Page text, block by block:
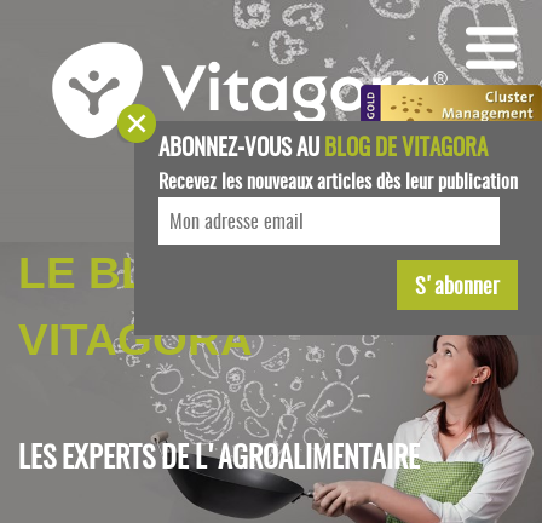
LE BLOG DE
VITAGORA
LES EXPERTS DE L'AGROALIMENTAIRE
ABONNEZ-VOUS AUBLOG DE VITAGORA
Recevez les nouveaux articles dès leur publication